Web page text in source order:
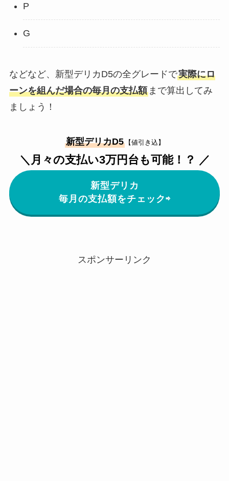
P
G
などなど、新型デリカD5の全グレードで実際にロ
ーンを組んだ場合の毎月の支払額まで算出してみ
ましょう！
新型デリカD5【値引き込】
＼月々の支払い3万円台も可能！？ ／
新型デリカ
毎月の支払額をチェック⇨
スポンサーリンク